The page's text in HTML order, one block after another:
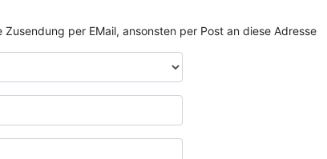
per EMail, ansonsten per Post an diese Adresse